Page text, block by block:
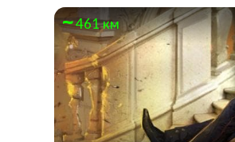
461 км